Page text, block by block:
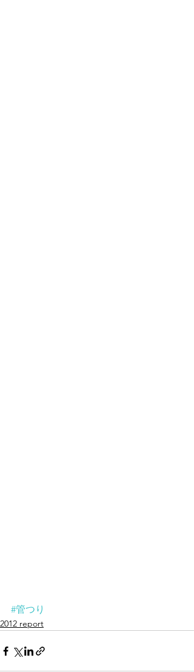
#管つり
2012 report